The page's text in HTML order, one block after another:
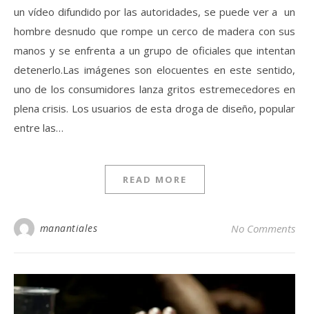
un vídeo difundido por las autoridades, se puede ver a un
hombre desnudo que rompe un cerco de madera con sus
manos y se enfrenta a un grupo de oficiales que intentan
detenerlo.Las imágenes son elocuentes en este sentido,
uno de los consumidores lanza gritos estremecedores en
plena crisis. Los usuarios de esta droga de diseño, popular
entre las…
READ MORE
manantiales No Comments